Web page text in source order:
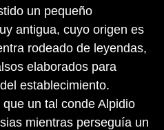
un pequeño
antigua, cuyo origen es
rodeado de leyendas,
elaborados para
establecimiento.
un tal conde Alpidio
mientras perseguía un